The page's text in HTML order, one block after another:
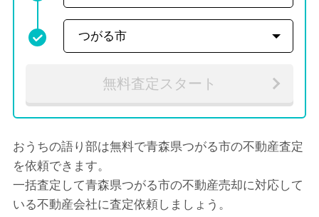
無料査定スタート
おうちの語り部は無料で青森県つがる市の不動産査定
を依頼できます。
一括査定して青森県つがる市の不動産売却に対応して
いる不動産会社に査定依頼しましょう。